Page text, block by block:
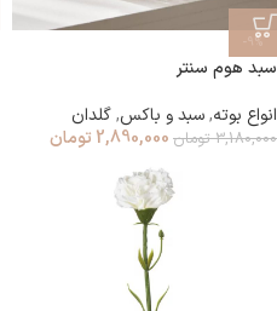
-9%
سبد هوم سنتر
انواع بوته,سبد و باکس,گلدان
3,180,000 تومان 2,890,000 تومان